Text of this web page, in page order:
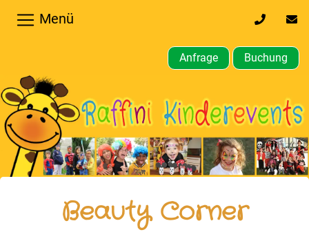
Home
Hochzeiten,
Privatfeier
Firmenfeier
0170
64
610
Menü
Anfrage Buchung
Beauty Corner